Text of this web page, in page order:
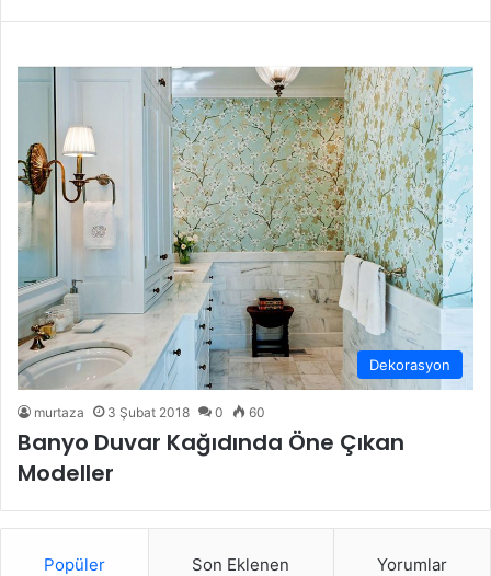
Dekorasyon
murtaza 3 Şubat 2018 0 60
Banyo Duvar Kağıdında Öne Çıkan
Modeller
Popüler Son Eklenen Yorumlar